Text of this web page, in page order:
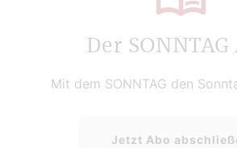
Der SONNTAG
Mit dem SONNTAG den
Jetzt Abo